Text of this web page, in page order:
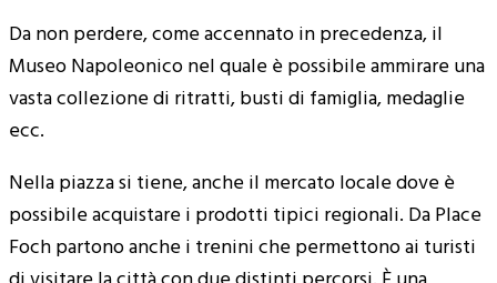
Da non perdere, come accennato in precedenza, il
Museo Napoleonico nel quale è possibile ammirare una
vasta collezione di ritratti, busti di famiglia, medaglie
ecc.
Nella piazza si tiene, anche il mercato locale dove è
possibile acquistare i prodotti tipici regionali. Da Place
Foch partono anche i trenini che permettono ai turisti